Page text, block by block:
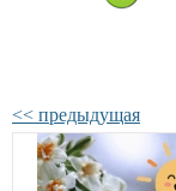
<< предыдущая